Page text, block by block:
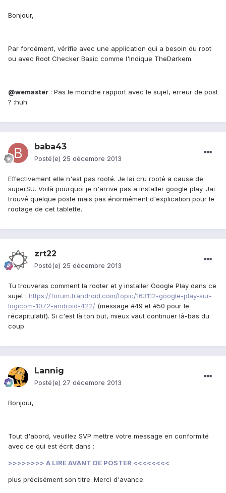
Bonjour,
Par forcément, vérifie avec une application qui a besoin du root
ou avec Root Checker Basic comme l'indique TheDarkem.
@wemaster : Pas le moindre rapport avec le sujet, erreur de post
? :huh:
baba43
Posté(e) 25 décembre 2013
Effectivement elle n'est pas rooté. Je lai cru rooté a cause de
superSU. Voilà pourquoi je n'arrive pas a installer google play. Jai
trouvé quelque poste mais pas énormément d'explication pour le
rootage de cet tablette.
zrt22
Posté(e) 25 décembre 2013
Tu trouveras comment la rooter et y installer Google Play dans ce
sujet : https://forum.frandroid.com/topic/163112-google-play-sur-
logicom-1072-android-422/ (message #49 et #50 pour le
récapitulatif). Si c'est là ton but, mieux vaut continuer là-bas du
coup.
Lannig
Posté(e) 27 décembre 2013
Bonjour,
Tout d'abord, veuillez SVP mettre votre message en conformité
avec ce qui est écrit dans :
>>>>>>>> A LIRE AVANT DE POSTER <<<<<<<<
plus précisément son titre. Merci d'avance.